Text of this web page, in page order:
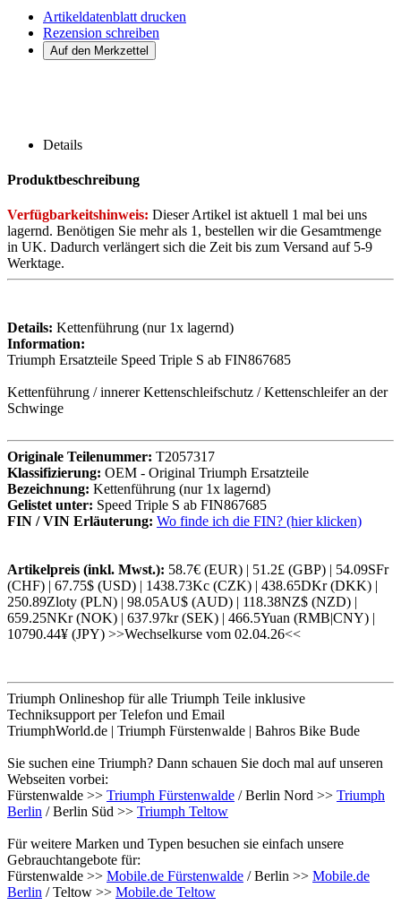
Artikeldatenblatt drucken
Rezension schreiben
Details
Produktbeschreibung
Verfügbarkeitshinweis: Dieser Artikel ist aktuell 1 mal bei uns
lagernd. Benötigen Sie mehr als 1, bestellen wir die Gesamtmenge
in UK. Dadurch verlängert sich die Zeit bis zum Versand auf 5-9
Werktage.
Details: Kettenführung (nur 1x lagernd)
Information:
Triumph Ersatzteile Speed Triple S ab FIN867685
Kettenführung / innerer Kettenschleifschutz / Kettenschleifer an der
Schwinge
Originale Teilenummer: T2057317
Klassifizierung: OEM - Original Triumph Ersatzteile
Bezeichnung: Kettenführung (nur 1x lagernd)
Gelistet unter: Speed Triple S ab FIN867685
FIN / VIN Erläuterung: Wo finde ich die FIN? (hier klicken)
Artikelpreis (inkl. Mwst.): 58.7€ (EUR) | 51.2£ (GBP) | 54.09SFr
(CHF) | 67.75$ (USD) | 1438.73Kc (CZK) | 438.65DKr (DKK) |
250.89Zloty (PLN) | 98.05AU$ (AUD) | 118.38NZ$ (NZD) |
659.25NKr (NOK) | 637.97kr (SEK) | 466.5Yuan (RMB|CNY) |
10790.44¥ (JPY) >>Wechselkurse vom 02.04.26<<
Triumph Onlineshop für alle Triumph Teile inklusive
Techniksupport per Telefon und Email
TriumphWorld.de | Triumph Fürstenwalde | Bahros Bike Bude
Sie suchen eine Triumph? Dann schauen Sie doch mal auf unseren
Webseiten vorbei:
Fürstenwalde >> Triumph Fürstenwalde / Berlin Nord >> Triumph
Berlin / Berlin Süd >> Triumph Teltow
Für weitere Marken und Typen besuchen sie einfach unsere
Gebrauchtangebote für:
Fürstenwalde >> Mobile.de Fürstenwalde / Berlin >> Mobile.de
Berlin / Teltow >> Mobile.de Teltow